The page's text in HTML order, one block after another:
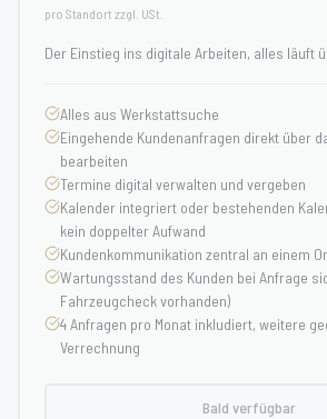
pro Standort zzgl. USt.
Der Einstieg ins digitale Arbeiten, alles läuft
Alles aus Werkstattsuche
Eingehende Kundenanfragen direkt über
bearbeiten
Termine digital verwalten und vergeben
Kalender integriert oder bestehenden
kein doppelter Aufwand
Kundenkommunikation zentral an einem
Wartungsstand des Kunden bei Anfrage
Fahrzeugcheck vorhanden)
4 Anfragen pro Monat inkludiert, weitere
Verrechnung
Bald verfügbar